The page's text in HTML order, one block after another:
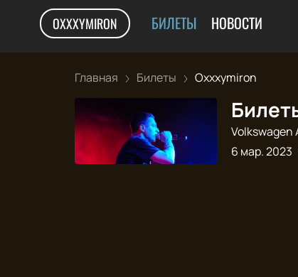
OXXXYMIRON БИЛЕТЫ НОВОСТИ
Главная Билеты Oxxxymiron
Volkswagen
6 мар. 2023